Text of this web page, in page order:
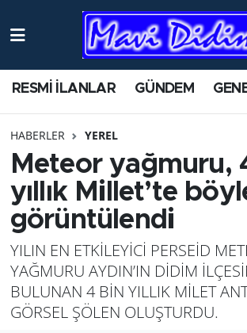
RESMİ İLANLAR GÜNDEM
HABERLER YEREL
Meteor yağmuru,
yıllık Millet’te
görüntülendi
YILIN EN ETKİLEYİCİ PERSEİD
YAĞMURU AYDIN’IN DİDİM
BULUNAN 4 BİN YILLIK MİLET
GÖRSEL ŞÖLEN OLUŞTURDU.
ANTİK YERLER
AYDIN
BİLİM VE TEKNOLOJİ
ÇEVRE
EĞİTİM
EKONOMİ
Nöbetçi Eczaneler
Namaz Vakitleri
Trafik Durumu
Süper Lig Puan Durumu ve
Tüm Manşetler
Son Dakika Haberleri